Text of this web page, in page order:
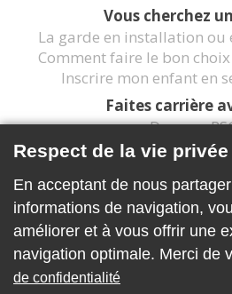
Vous cherchez
La garde en installation
Comment faire le bon
Inscrire mon enfant en
Faites carrière
Devenez
Joindre l'équipe
Contactez-
Accès
Suivez-
Respect de la vie privée
En acceptant de nous
informations de navigation,
améliorer et à vous offrir une
navigation optimale. Merci de
de confidentialité